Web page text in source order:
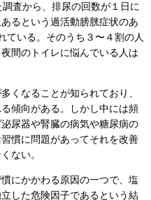
査から、排尿の回数が１日に
るという過活動膀胱症状のあ
ている。そのうち３〜４割の人
間のトイレに悩んでいる人は
くなることが知られており、
傾向がある。しかし中には頻
尿器や腎臓の病気や糖尿病の
慣に問題があってそれを改善
ない。
にかかわる原因の一つで、塩
した危険因子であるという結